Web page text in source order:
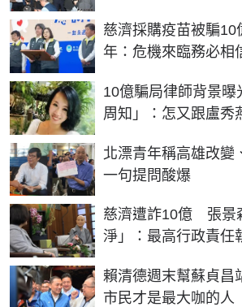
慈濟採購疫苗被騙10
年：危機來臨務必相
10億騙局律師背景曝
周知」：怎又跟盧秀
北漂青年稱高雄改
一句提問酸爆
慈濟遭詐10億 張景
淨」：最高行政責任
賴清德週末幫蘇貞
市民才是最大咖的人